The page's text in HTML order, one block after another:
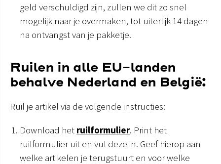
geld verschuldigd zijn, zullen we dit zo snel
mogelijk naar je overmaken, tot uiterlijk 14 dagen
na ontvangst van je pakketje.
Ruilen in alle EU-landen
behalve Nederland en België:
Ruil je artikel via de volgende instructies:
Download het ruilformulier. Print het
ruilformulier uit en vul deze in. Geef hierop aan
welke artikelen je terugstuurt en voor welke